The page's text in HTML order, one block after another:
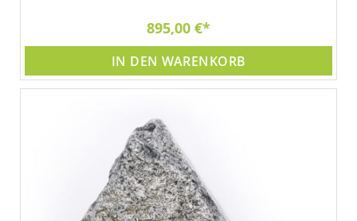
895,00 €
IN DEN WARENKORB